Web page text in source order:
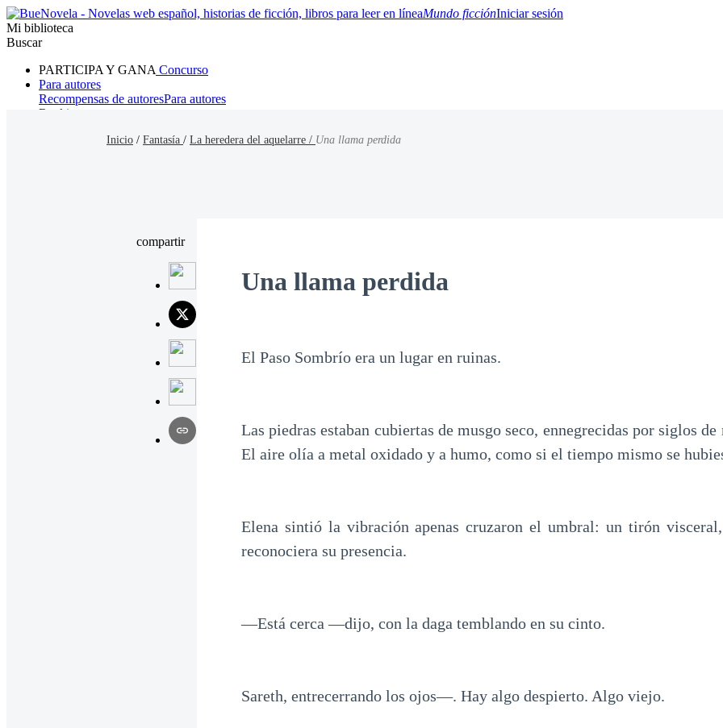
Mundo ficciónIniciar sesión
Mi biblioteca
Buscar
PARTICIPA Y GANA Concurso
Para autores
Recompensas de autoresPara autores
Ranking
Inicio / Fantasía / La heredera del aquelarre / Una llama perdida
compartir
Una llama perdida
El Paso Sombrío era un lugar en ruinas.
Las piedras estaban cubiertas de musgo seco, ennegrecidas por siglos
El aire olía a metal oxidado y a humo, como si el tiempo mismo se
Elena sintió la vibración apenas cruzaron el umbral: un tirón
reconociera su presencia.
—Está cerca —dijo, con la daga temblando en su cinto.
Sareth, entrecerrando los ojos—. Hay algo despierto. Algo viejo.